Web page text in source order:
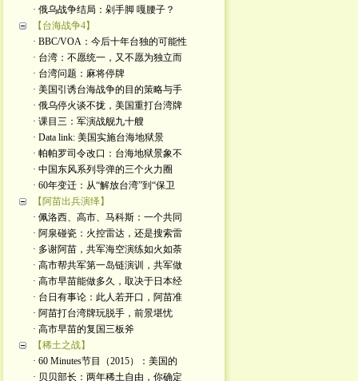
· 俄乌战争结局：剁手脚 嘎腰子？
【台海战争4】
· BBC/VOA：今后十年台独的可能性
· 台湾：不愿统一，又不愿为独立而
· 台湾问题：麻将停牌
· 美国引诱台海战争的目的策略与手
· 俄乌停火谈不拢，美国重打台湾牌
· 课目三：军演战舰九十艘
· Data link: 美国实施台海地狱景
· 帕帕罗司令改口：台海地狱景象不
· 中国东风系列导弹的三个火力圈
· 60年变迁：从“解放台湾”到“保卫
【阿苗出兵演绎】
· 佩洛西、高市、马科斯：一个共同
· 阿泉碰瓷：火控雷达，还是搜索雷
· 多谢阿苗，共军海空演练如火如荼
· 高市帮共军第一岛链演训，共军做
· 高市早苗能做多久，取决于日本经
· 台日有事论：此人若开口，阿苗准
· 阿苗打台湾牌玩脱手，前景堪忧
· 高市早苗的复国三板斧
【稀土之战】
· 60 Minutes节目（2015）：美国的
· 贝贝部长：两年稀土自由，你确定